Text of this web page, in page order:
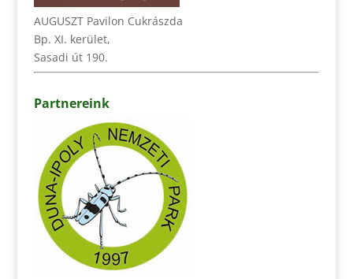
AUGUSZT Pavilon Cukrászda
Bp. XI. kerület,
Sasadi út 190.
Partnereink